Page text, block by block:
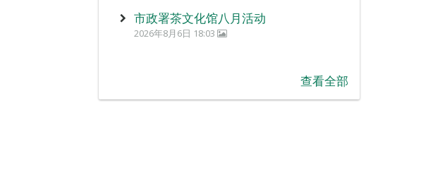
市政署茶文化馆八月活动
2026年8月6日 18:03
查看全部